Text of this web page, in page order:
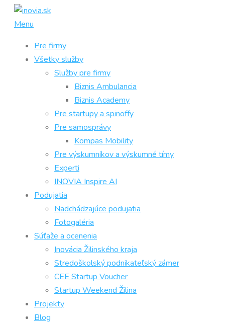
Prejsť
Menu
Pre firmy
Všetky služby
Služby pre firmy
Biznis Ambulancia
Biznis Academy
Pre startupy a spinoffy
Pre samosprávy
Kompas Mobility
Pre výskumníkov a výskumné tímy
Experti
INOVIA Inspire AI
Podujatia
Nadchádzajúce podujatia
Fotogaléria
Súťaže a ocenenia
Inovácia Žilinského kraja
Stredoškolský podnikateľský zámer
CEE Startup Voucher
Startup Weekend Žilina
Projekty
Blog